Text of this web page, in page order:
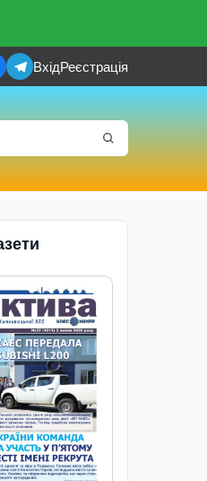
ВхідРеєстрація